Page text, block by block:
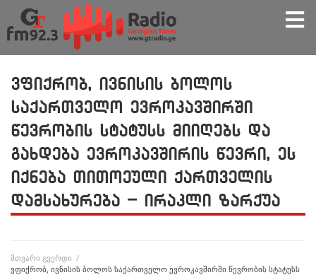
ვფიქრობ, ივნისის ბოლოს
საქართველო ევროკავშირში
წევრობის სტატუსს მიიღებს და
გახდება ევროკავშირის წევრი, ეს
იქნება თითოეული ქართველის
დამსახურება – ირაკლი ზარქუა
მთვარი გვერდი /
ვფიქრობ, ივნისის ბოლოს საქართველო ევროკავშირში წევრობის სტატუსს